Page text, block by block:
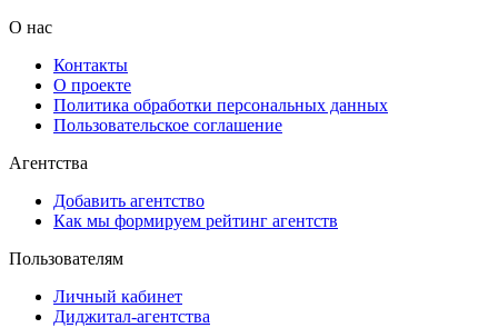
О нас
Контакты
О проекте
Политика обработки персональных данных
Пользовательское соглашение
Агентства
Добавить агентство
Как мы формируем рейтинг агентств
Пользователям
Личный кабинет
Диджитал-агентства